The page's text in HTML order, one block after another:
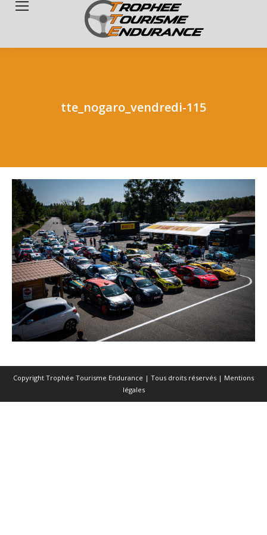
tte_nogaro_vendredi-115
Copyright Trophée Tourisme Endurance | Tous droits réservés | Mentions
légales